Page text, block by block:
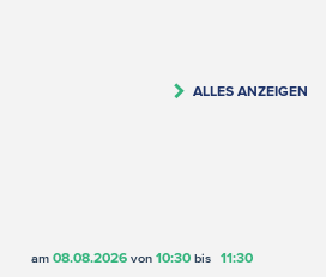
ALLES ANZEIGEN
am 08.08.2026von 10:30bis 11:30